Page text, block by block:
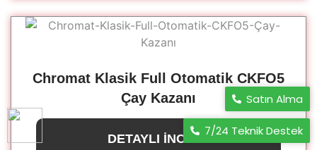
Chromat Klasik Full Otomatik CKFO5
Çay Kazanı
DETAYLI İNCELE
7/24 Teknik Destek
Satın Alma